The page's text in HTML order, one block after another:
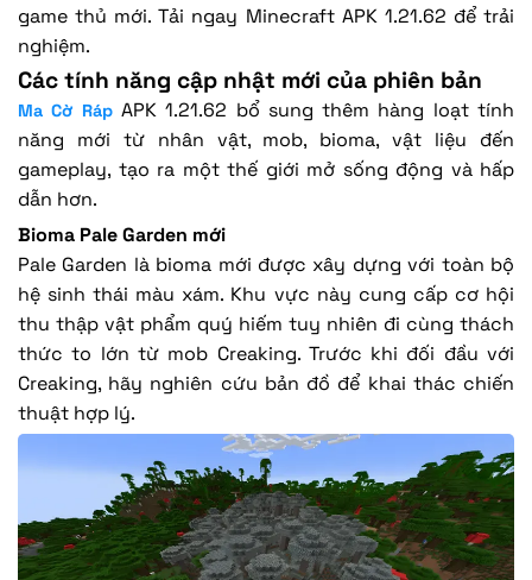
game thủ mới. Tải ngay Minecraft APK 1.21.62 để trải
nghiệm.
Các tính năng cập nhật mới của phiên bản
Ma Cờ RápAPK 1.21.62 bổ sung thêm hàng loạt tính
năng mới từ nhân vật, mob, bioma, vật liệu đến
gameplay, tạo ra một thế giới mở sống động và hấp
dẫn hơn.
Bioma Pale Garden mới
Pale Garden là bioma mới được xây dựng với toàn bộ
hệ sinh thái màu xám. Khu vực này cung cấp cơ hội
thu thập vật phẩm quý hiếm tuy nhiên đi cùng thách
thức to lớn từ mob Creaking. Trước khi đối đầu với
Creaking, hãy nghiên cứu bản đồ để khai thác chiến
thuật hợp lý.